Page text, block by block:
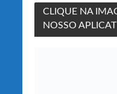
CLIQUE NA
NOSSO